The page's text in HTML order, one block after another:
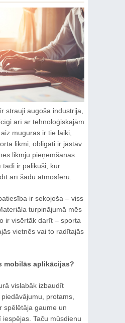
strauji augoša industrija,
arī ar tehnoloģiskajām
muguras ir tie laiki,
likmi, obligāti ir jāstāv
likmju pieņemšanas
tādi ir palikuši, kur
arī šādu atmosfēru.
ir sekojoša – viss
turpinājumā mēs
ir visērtāk darīt – sporta
vietnēs vai to radītajās
mobilās aplikācijas?
vislabāk izbaudīt
protams,
spēlētāja gaume un
Taču mūsdienu